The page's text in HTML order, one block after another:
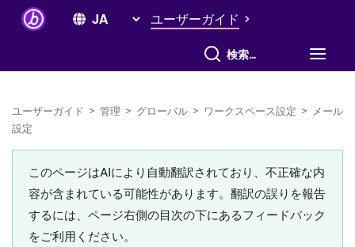
ユーザーガイド
すべて検索
ユーザーガイド > 管理 > グローバル > ワークスペース設定 > メール
設定
このページはAIにより自動翻訳されており、不正確な内
容が含まれている可能性があります。翻訳の誤りを報告
するには、ページ右側の目次の下にあるフィードバック
をご利用ください。